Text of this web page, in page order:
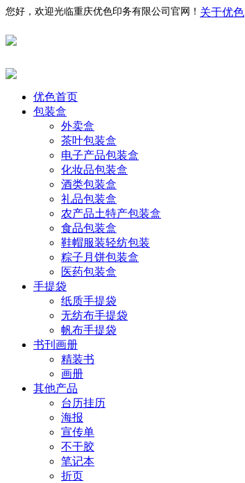
您好，欢迎光临重庆优色印务有限公司官网！ 关于优色
优色首页
包装盒
外卖盒
茶叶包装盒
电子产品包装盒
化妆品包装盒
酒类包装盒
礼品包装盒
农产品土特产包装盒
食品包装盒
鞋帽服装轻纺包装
粽子月饼包装盒
医药包装盒
手提袋
纸质手提袋
无纺布手提袋
帆布手提袋
书刊画册
精装书
画册
其他产品
台历挂历
海报
宣传单
不干胶
笔记本
折页